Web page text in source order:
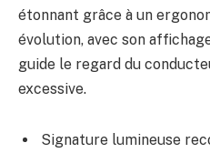
étonnant grâce à un
évolution, avec son
guide le regard du
excessive.
Signature lumineuse